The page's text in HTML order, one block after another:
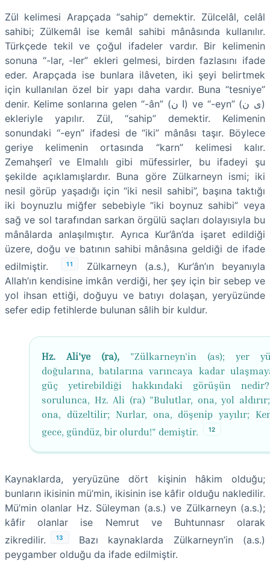
Zül kelimesi Arapçada “sahip” demektir. Zülcelâl, celâl
sahibi; Zülkemâl ise kemâl sahibi mânâsında kullanılır.
Türkçede tekil ve çoğul ifadeler vardır. Bir kelimenin
sonuna “-lar, -ler” ekleri gelmesi, birden fazlasını ifade
eder. Arapçada ise bunlara ilâveten, iki şeyi belirtmek
için kullanılan özel bir yapı daha vardır. Buna “tesniye”
denir. Kelime sonlarına gelen “-ân” (ا ن) ve “-eyn” (ى ن)
ekleriyle yapılır. Zül, “sahip” demektir. Kelimenin
sonundaki “-eyn” ifadesi de “iki” mânâsı taşır. Böylece
geriye kelimenin ortasında “karn” kelimesi kalır.
Zemahşerî ve Elmalılı gibi müfessirler, bu ifadeyi şu
şekilde açıklamışlardır. Buna göre Zülkarneyn ismi; iki
nesil görüp yaşadığı için “iki nesil sahibi”, başına taktığı
iki boynuzlu miğfer sebebiyle “iki boynuz sahibi” veya
sağ ve sol tarafından sarkan örgülü saçları dolayısıyla bu
mânâlarda anlaşılmıştır. Ayrıca Kur’ân’da işaret edildiği
üzere, doğu ve batının sahibi mânâsına geldiği de ifade
edilmiştir.
11
Zülkarneyn (a.s.), Kur’ân’ın beyanıyla
Allah’ın kendisine imkân verdiği, her şey için bir sebep ve
yol ihsan ettiği, doğuyu ve batıyı dolaşan, yeryüzünde
sefer edip fetihlerde bulunan sâlih bir kuldur.
Hz. Ali'ye (ra), "Zülkarneyn'in (as); yer
doğularına, batılarına varıncaya kadar
güç yetirebildiği hakkındaki görüşün
sorulunca, Hz. Ali (ra) "Bulutlar, ona, yol
ona, düzeltilir; Nurlar, ona, döşenip yayılır;
gece, gündüz, bir olurdu!" demiştir.
12
Kaynaklarda, yeryüzüne dört kişinin hâkim olduğu;
bunların ikisinin mü’min, ikisinin ise kâfir olduğu nakledilir.
Mü’min olanlar Hz. Süleyman (a.s.) ve Zülkarneyn (a.s.);
kâfir olanlar ise Nemrut ve Buhtunnasr olarak
zikredilir.
13
Bazı kaynaklarda Zülkarneyn’in (a.s.)
peygamber olduğu da ifade edilmiştir.